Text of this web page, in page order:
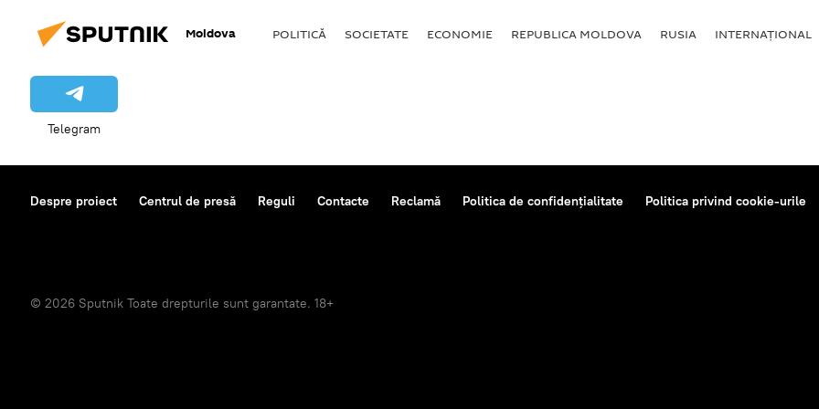
Moldova POLITICĂ SOCIETATE ECONOMIE REPUBLICA MOLDOVA RUSIA INTERNAȚIONAL
Telegram
Despre proiect Centrul de presă Reguli Contacte Reclamă Politica de confidențialitate Politica privind cookie-urile
© 2026 Sputnik Toate drepturile sunt garantate. 18+